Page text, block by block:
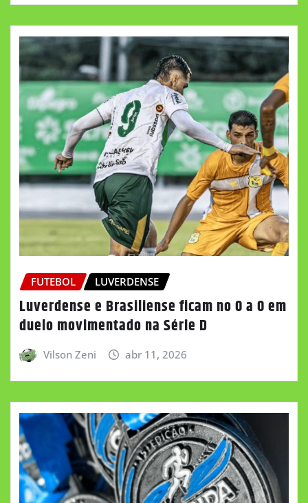
FUTEBOL LUVERDENSE
Luverdense e Brasiliense ficam no 0 a 0 em
duelo movimentado na Série D
Vilson Zeni abr 11, 2026